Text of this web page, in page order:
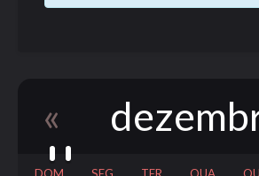
«
DOM SEG TER QUA